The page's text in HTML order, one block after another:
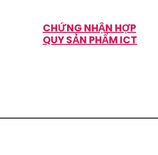
CHỨNG NHẬN HỢP
QUY SẢN PHẨM ICT